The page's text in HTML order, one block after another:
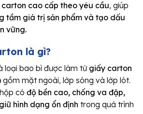
cao cấp theo yêu cầu, giúp
tầm giá trị sản phẩm và tạo dấu
vững.
là gì?
loại bao bì được làm từ giấy carton
gồm mặt ngoài, lớp sóng và lớp lót.
có độ bền cao, chống va đập,
hình dạng ổn định trong quá trình